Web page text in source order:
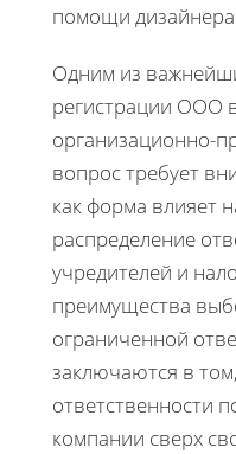
помощи
Одним из
регистрации ООО
организационно-
вопрос требует
как форма влияет
распределение
учредителей и
преимущества
ограниченной
заключаются в
ответственности
компании сверх